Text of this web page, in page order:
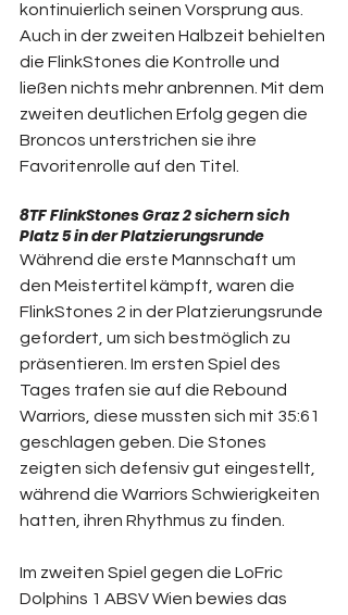
kontinuierlich seinen Vorsprung aus.
Auch in der zweiten Halbzeit behielten
die FlinkStones die Kontrolle und
ließen nichts mehr anbrennen. Mit dem
zweiten deutlichen Erfolg gegen die
Broncos unterstrichen sie ihre
Favoritenrolle auf den Titel.
8TF FlinkStones Graz 2 sichern sich
Platz 5 in der Platzierungsrunde
Während die erste Mannschaft um
den Meistertitel kämpft, waren die
FlinkStones 2 in der Platzierungsrunde
gefordert, um sich bestmöglich zu
präsentieren. Im ersten Spiel des
Tages trafen sie auf die Rebound
Warriors, diese mussten sich mit 35:61
geschlagen geben. Die Stones
zeigten sich defensiv gut eingestellt,
während die Warriors Schwierigkeiten
hatten, ihren Rhythmus zu finden.
Im zweiten Spiel gegen die LoFric
Dolphins 1 ABSV Wien bewies das